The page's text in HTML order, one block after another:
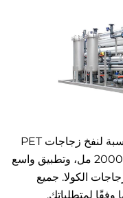
آلة نفخ الزجاجات PET الأوتوماتيكية مناسبة لنفخ زجاجات PET
بأشكال مختلفة، بحجم من 100 مل إلى 2000 مل، وتطبيق واسع
لنفخ زجاجات المياه وزجاجات الصودا وزجاجات الكولا. جميع